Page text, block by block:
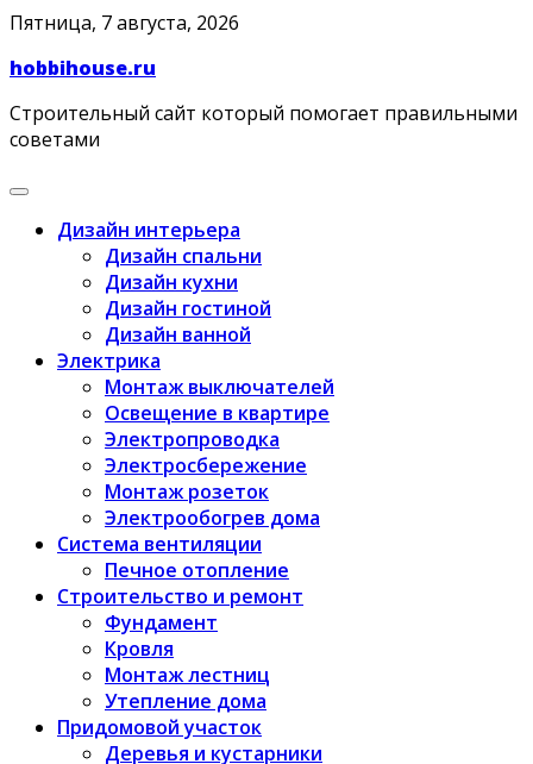
Skip
content
Пятница, 7 августа, 2026
hobbihouse.ru
Строительный сайт который помогает правильными
советами
Дизайн интерьера
Дизайн спальни
Дизайн кухни
Дизайн гостиной
Дизайн ванной
Электрика
Монтаж выключателей
Освещение в квартире
Электропроводка
Электросбережение
Монтаж розеток
Электрообогрев дома
Система вентиляции
Печное отопление
Строительство и ремонт
Фундамент
Кровля
Монтаж лестниц
Утепление дома
Придомовой участок
Деревья и кустарники